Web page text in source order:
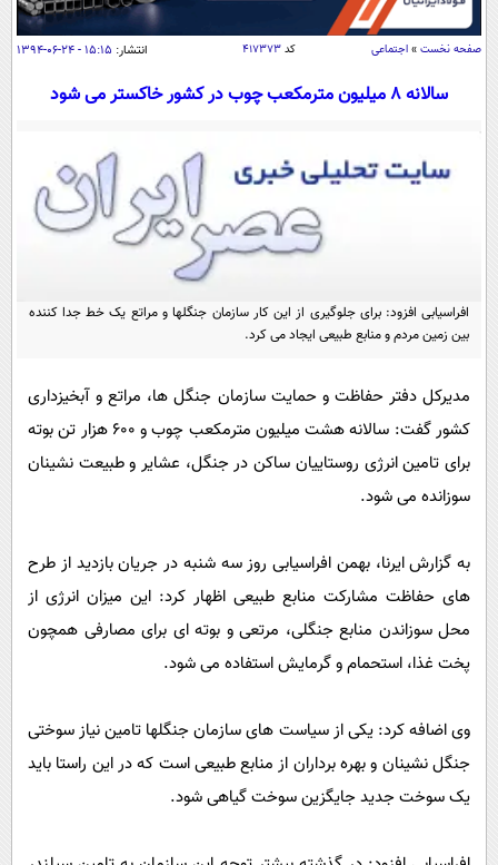
اقتصاد
جامعه
حوادث
یک برش دانایی
سفر و تفریح
بین الملل
علم و دانش
علمی
گوناگون
باشگاه مغز
مجله تصویری سلاح
اقتصاد
ورزش
سیاست
گوناگون
حوادث
فرهنگی
بین الملل
عصر ایران 2
خواندنی ها و دیدنی ها
داستان کوتاه
آشپزی
دانلود
آموزش زبان
صفحه نخست » اجتماعی کد۴۱۷۳۷۳ انتشار: ۱۵:۱۵ - ۲۴-۰۶-۱۳۹۴
سالانه 8 میلیون مترمکعب چوب در کشور خاکستر می شود
افراسیابی افزود: برای جلوگیری از این کار سازمان جنگلها و مراتع یک خط جدا کننده
بین زمین مردم و منابع طبیعی ایجاد می کرد.
مدیرکل دفتر حفاظت و حمایت سازمان جنگل ها، مراتع و آبخیزداری
کشور گفت: سالانه هشت میلیون مترمکعب چوب و 600 هزار تن بوته
برای تامین انرژی روستاییان ساکن در جنگل، عشایر و طبیعت نشینان
سوزانده می شود.
به گزارش ایرنا، بهمن افراسیابی روز سه شنبه در جریان بازدید از طرح
های حفاظت مشارکت منابع طبیعی اظهار کرد: این میزان انرژی از
محل سوزاندن منابع جنگلی، مرتعی و بوته ای برای مصارفی همچون
پخت غذا، استحمام و گرمایش استفاده می شود.
وی اضافه کرد: یکی از سیاست های سازمان جنگلها تامین نیاز سوختی
جنگل نشینان و بهره برداران از منابع طبیعی است که در این راستا باید
یک سوخت جدید جایگزین سوخت گیاهی شود.